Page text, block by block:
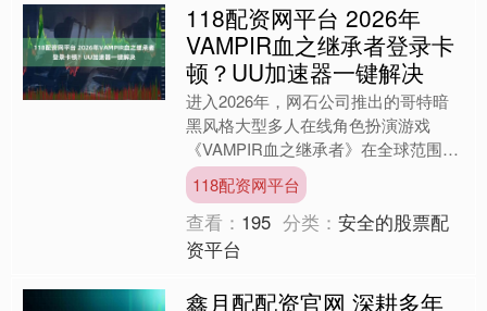
118配资网平台 2026年
VAMPIR血之继承者登录卡
顿？UU加速器一键解决
进入2026年，网石公司推出的哥特暗
黑风格大型多人在线角色扮演游戏
《VAMPIR血之继承者》在全球范围内
引发了热潮。然而，许多玩家在尝试进
入游戏时，却频繁遭遇登....
118配资网平台
查看： 195 分类：安全的股票配
资平台
鑫月配配资官网 深耕多年